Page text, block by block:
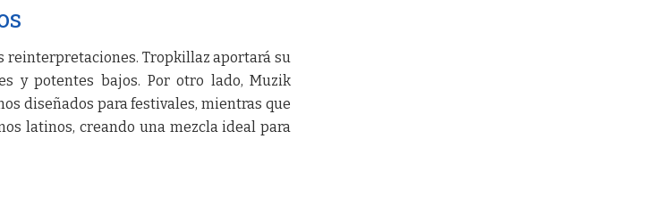
reinterpretaciones. Tropkillaz aportará su
y potentes bajos. Por otro lado, Muzik
diseñados para festivales, mientras que
latinos, creando una mezcla ideal para